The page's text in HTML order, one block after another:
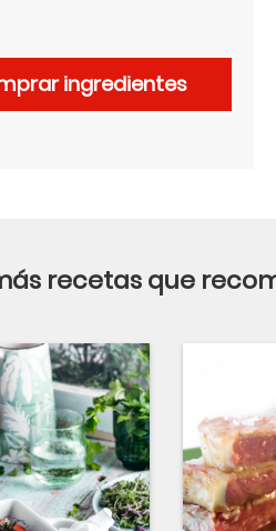
ingredientes
recetas que